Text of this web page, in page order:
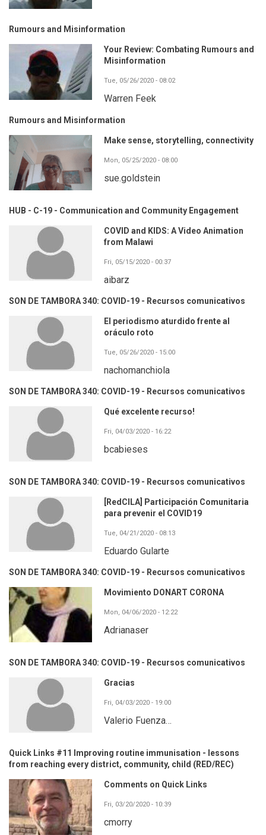
Rumours and Misinformation
Your Review: Combating Rumours and
Misinformation
Tue, 05/26/2020 - 08:02
Warren Feek
Rumours and Misinformation
Make sense, storytelling, connectivity
Mon, 05/25/2020 - 08:00
sue.goldstein
HUB - C-19 - Communication and Community Engagement
COVID and KIDS: A Video Animation
from Malawi
Fri, 05/15/2020 - 00:37
aibarz
SON DE TAMBORA 340: COVID-19 - Recursos comunicativos
El periodismo aturdido frente al
oráculo roto
Tue, 05/26/2020 - 15:00
nachomanchiola
SON DE TAMBORA 340: COVID-19 - Recursos comunicativos
Qué excelente recurso!
Fri, 04/03/2020 - 16:22
bcabieses
SON DE TAMBORA 340: COVID-19 - Recursos comunicativos
[RedCILA] Participación Comunitaria
para prevenir el COVID19
Tue, 04/21/2020 - 08:13
Eduardo Gularte
SON DE TAMBORA 340: COVID-19 - Recursos comunicativos
Movimiento DONART CORONA
Mon, 04/06/2020 - 12:22
Adrianaser
SON DE TAMBORA 340: COVID-19 - Recursos comunicativos
Gracias
Fri, 04/03/2020 - 19:00
Valerio Fuenza…
Quick Links #11 Improving routine immunisation - lessons
from reaching every district, community, child (RED/REC)
Comments on Quick Links
Fri, 03/20/2020 - 10:39
cmorry